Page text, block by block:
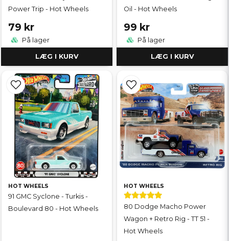
Power Trip - Hot Wheels
79 kr
På lager
LÆG I KURV
Oil - Hot Wheels
99 kr
På lager
LÆG I KURV
HOT WHEELS
91 GMC Syclone - Turkis -
Boulevard 80 - Hot Wheels
HOT WHEELS
80 Dodge Macho Power
Wagon + Retro Rig - TT 51 -
Hot Wheels